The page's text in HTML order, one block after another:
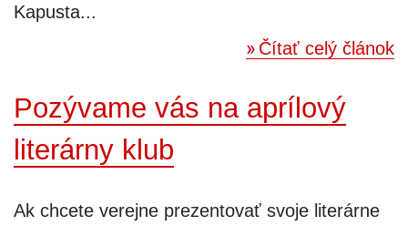
Kapusta...
Čítať celý článok
Pozývame vás na aprílový
literárny klub
Ak chcete verejne prezentovať svoje literárne